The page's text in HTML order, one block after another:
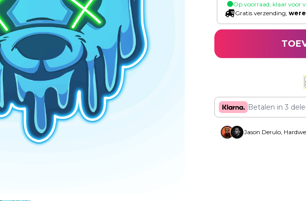
Op voorraad, klaar voor
Gratis verzending,
Betalen in 3
Jason Derulo,